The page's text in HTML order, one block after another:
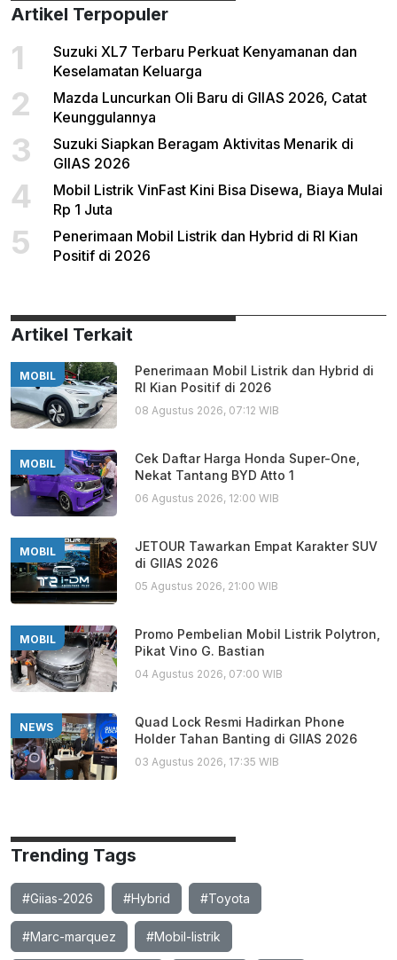
Artikel Terpopuler
1
Suzuki XL7 Terbaru Perkuat Kenyamanan dan
Keselamatan Keluarga
2
Mazda Luncurkan Oli Baru di GIIAS 2026, Catat
Keunggulannya
3
Suzuki Siapkan Beragam Aktivitas Menarik di
GIIAS 2026
4
Mobil Listrik VinFast Kini Bisa Disewa, Biaya Mulai
Rp 1 Juta
5
Penerimaan Mobil Listrik dan Hybrid di RI Kian
Positif di 2026
Artikel Terkait
MOBIL
Penerimaan Mobil Listrik dan Hybrid di
RI Kian Positif di 2026
08 Agustus 2026, 07:12 WIB
MOBIL
Cek Daftar Harga Honda Super-One,
Nekat Tantang BYD Atto 1
06 Agustus 2026, 12:00 WIB
MOBIL
JETOUR Tawarkan Empat Karakter SUV
di GIIAS 2026
05 Agustus 2026, 21:00 WIB
MOBIL
Promo Pembelian Mobil Listrik Polytron,
Pikat Vino G. Bastian
04 Agustus 2026, 07:00 WIB
NEWS
Quad Lock Resmi Hadirkan Phone
Holder Tahan Banting di GIIAS 2026
03 Agustus 2026, 17:35 WIB
Trending Tags
#Giias-2026 #Hybrid #Toyota
#Marc-marquez #Mobil-listrik